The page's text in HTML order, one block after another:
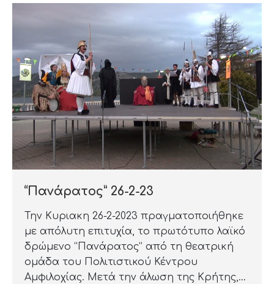
“Πανάρατος” 26-2-23
Την Κυριακη 26-2-2023 πραγματοποιήθηκε
με απόλυτη επιτυχία, το πρωτότυπο λαϊκό
δρώμενο “Πανάρατος” από τη θεατρική
ομάδα του Πολιτιστικού Κέντρου
Αμφιλοχίας. Μετά την άλωση της Κρήτης,…